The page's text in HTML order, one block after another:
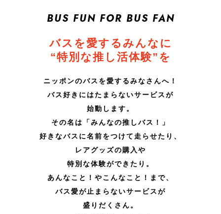
BUS FUN FOR BUS FAN
バスを愛するみんなに
“特別な推し活体験”を
ニッポンのバスを愛するみなさんへ！
バス好きにはたまらないサービスが
始動します。
その名は「みんなの推しバス！」
好きなバスに名前をつけて走らせたり、
レアグッズの購入や
特別な体験ができたり。
あんなこと！やこんなこと！まで、
バス愛が止まらないサービスが
盛りだくさん。